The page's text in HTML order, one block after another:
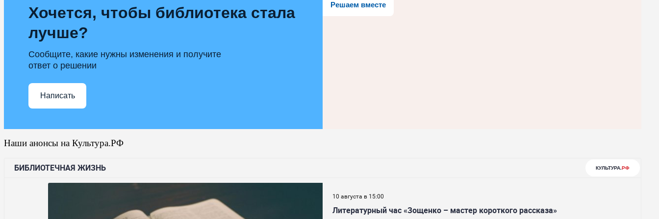
Решаем вместе
Хочется, чтобы библиотека стала
лучше?
Сообщите, какие нужны изменения и получите
ответ о решении
Написать
Наши анонсы на Культура.РФ